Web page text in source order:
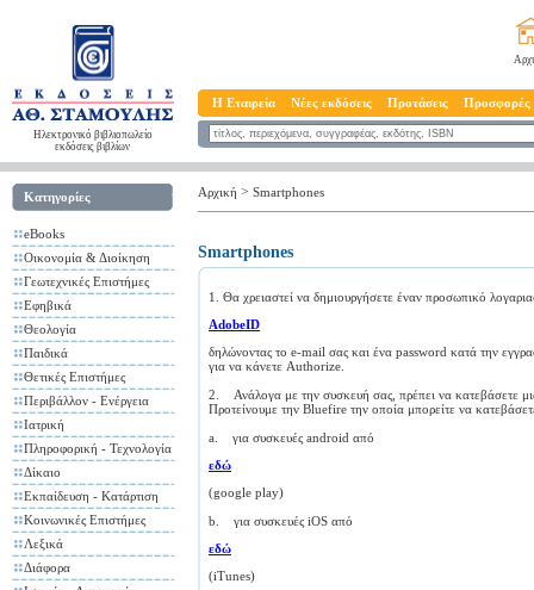
Ηλεκτρονικό βιβλιοπωλείο
εκδόσεις βιβλίων
Η Εταιρεία Νέες εκδόσεις Προτάσεις Προσφορές
Κατηγορίες
eBooks
Οικονομία & Διοίκηση
Γεωτεχνικές Επιστήμες
Εφηβικά
Θεολογία
Παιδικά
Θετικές Επιστήμες
Περιβάλλον - Ενέργεια
Ιατρική
Πληροφορική - Τεχνολογία
Δίκαιο
Εκπαίδευση - Κατάρτιση
Κοινωνικές Επιστήμες
Λεξικά
Διάφορα
Αρχική > Smartphones
Smartphones
1. Θα χρειαστεί να δημιουργήσετε έναν προσωπικό
AdobeID
δηλώνοντας το e-mail σας και ένα password κατά την
για να κάνετε Authorize.
2. Ανάλογα με την συσκευή σας, πρέπει να κατεβάσετε
Προτείνουμε την Bluefire την οποία μπορείτε να
a. για συσκευές android από
εδώ
(google play)
b. για συσκευές iOS από
εδώ
(iTunes)